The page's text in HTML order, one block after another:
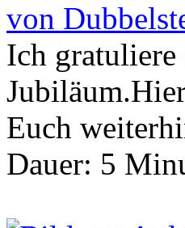
von
Ich gratuliere
Euch
Dauer: 5